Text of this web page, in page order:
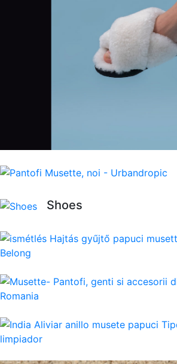
Shoes